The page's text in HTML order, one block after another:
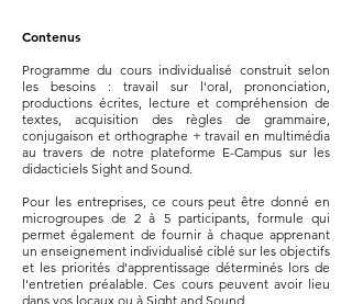
Contenus
Programme du cours individualisé construit selon
les besoins : travail sur l'oral, prononciation,
productions écrites, lecture et compréhension de
textes, acquisition des règles de grammaire,
conjugaison et orthographe + travail en multimédia
au travers de notre plateforme E-Campus sur les
didacticiels Sight and Sound.
Pour les entreprises, ce cours peut être donné en
microgroupes de 2 à 5 participants, formule qui
permet également de fournir à chaque apprenant
un enseignement individualisé ciblé sur les objectifs
et les priorités d'apprentissage déterminés lors de
l'entretien préalable.Ces cours peuvent avoir lieu
dans vos locaux ou à Sight and Sound.